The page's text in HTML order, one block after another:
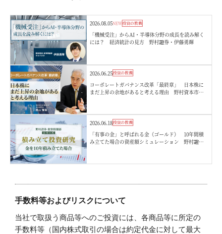
2026.08.05NEW投資の教養
「機械受注」からAI・半導体分野の成長を読み解く
には？ 経済統計の見方 野村證券・伊藤勇輝
2026.06.25投資の教養
コーポレートガバナンス改革「最終章」 日本株に
まだ上昇の余地があると考える理由 野村資本市場
2026.06.18投資の教養
「有事の金」と呼ばれる金（ゴールド） 10年間積
み立てた場合の資産額シミュレーション 野村證
手数料等およびリスクについて
当社で取扱う商品等へのご投資には、各商品等に所定の
手数料等（国内株式取引の場合は約定代金に対して最大